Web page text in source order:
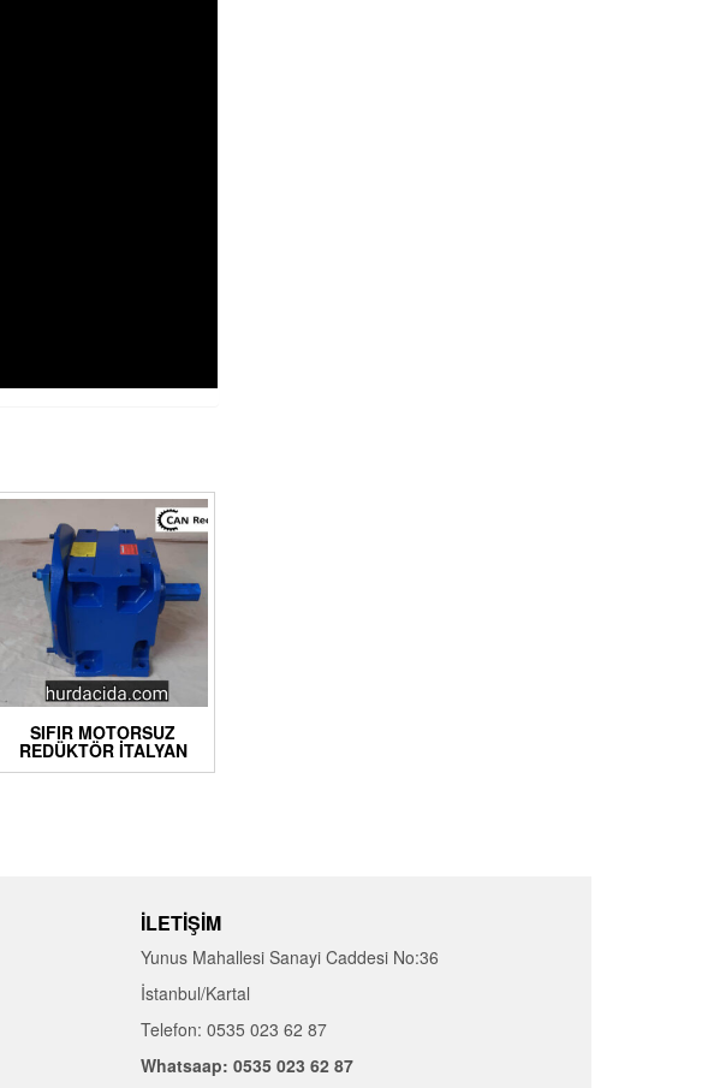
SIFIR MOTORSUZ
REDÜKTÖR İTALYAN
İLETIŞIM
Yunus Mahallesi Sanayi Caddesi No:36
İstanbul/Kartal
Telefon: 0535 023 62 87
Whatsaap: 0535 023 62 87